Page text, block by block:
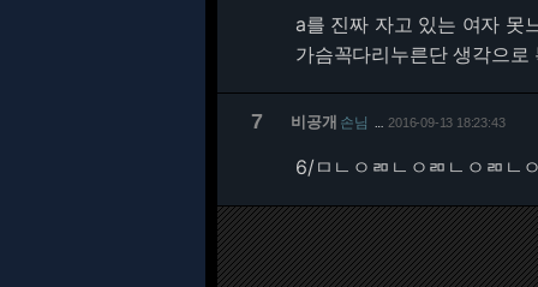
a를 진짜 자고 있는 여자 못
가슴꼭다리누른단 생각으로
7 비공개 손님 2016-09-13 18:23:43
6/ㅁㄴㅇㄻㄴㅇㄻㄴㅇㄻㄴ